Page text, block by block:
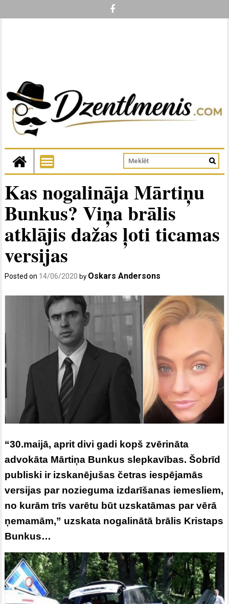
Kas nogalināja Mārtiņu
Bunkus? Viņa brālis
atklājis dažas ļoti ticamas
versijas
Posted on 14/06/2020 by Oskars Andersons
“30.maijā, aprit divi gadi kopš zvērināta
advokāta Mārtiņa Bunkus slepkavības. Šobrīd
publiski ir izskanējušas četras iespējamās
versijas par nozieguma izdarīšanas iemesliem,
no kurām trīs varētu būt uzskatāmas par vērā
ņemamām,” uzskata nogalinātā brālis Kristaps
Bunkus…